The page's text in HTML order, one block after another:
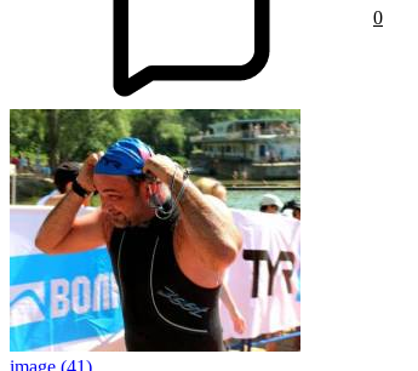
0
image (41)